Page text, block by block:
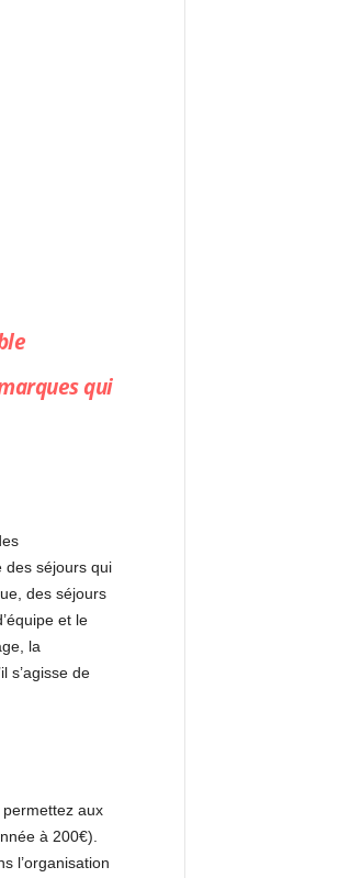
qui
des séjours qui
des séjours
et le
la
s’agisse de
aux
à 200€).
l’organisation